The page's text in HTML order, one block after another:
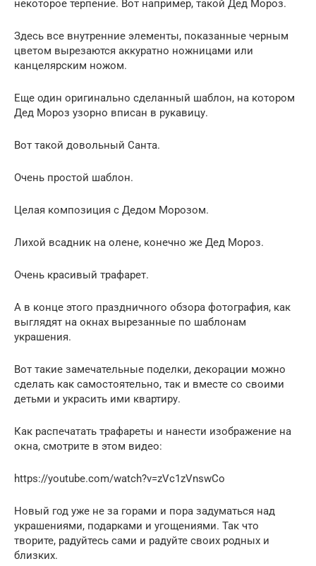
некоторое терпение. Вот например, такой Дед Мороз.
Здесь все внутренние элементы, показанные черным
цветом вырезаются аккуратно ножницами или
канцелярским ножом.
Еще один оригинально сделанный шаблон, на котором
Дед Мороз узорно вписан в рукавицу.
Вот такой довольный Санта.
Очень простой шаблон.
Целая композиция с Дедом Морозом.
Лихой всадник на олене, конечно же Дед Мороз.
Очень красивый трафарет.
А в конце этого праздничного обзора фотография, как
выглядят на окнах вырезанные по шаблонам
украшения.
Вот такие замечательные поделки, декорации можно
сделать как самостоятельно, так и вместе со своими
детьми и украсить ими квартиру.
Как распечатать трафареты и нанести изображение на
окна, смотрите в этом видео:
https://youtube.com/watch?v=zVc1zVnswCo
Новый год уже не за горами и пора задуматься над
украшениями, подарками и угощениями. Так что
творите, радуйтесь сами и радуйте своих родных и
близких.